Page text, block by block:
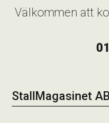
Välkommen att
StallMagasinet AB